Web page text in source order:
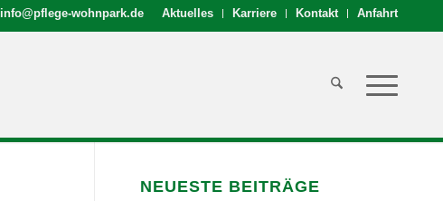
Aktuelles Karriere Kontakt Anfahrt
info@pflege-wohnpark.de
NEUESTE BEITRÄGE